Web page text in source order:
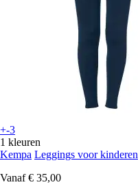
+-3
1 kleuren
Kempa Leggings voor kinderen
Vanaf € 35,00